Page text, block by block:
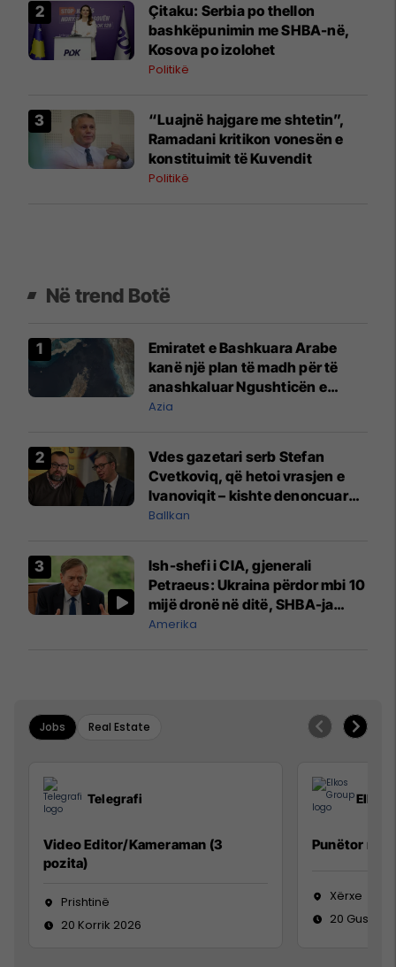
Çitaku: Serbia po thellon
bashkëpunimin me SHBA-në,
Kosova po izolohet
Politikë
“Luajnë hajgare me shtetin”,
Ramadani kritikon vonesën e
konstituimit të Kuvendit
Politikë
Në trend Botë
Emiratet e Bashkuara Arabe
kanë një plan të madh për të
anashkaluar Ngushticën e
Hormuzit
Azia
Vdes gazetari serb Stefan
Cvetkoviq, që hetoi vrasjen e
Ivanoviqit – kishte denoncuar
kërcënime ndaj vëllezërve
Ballkan
Ish-shefi i CIA, gjenerali
Petraeus: Ukraina përdor mbi 10
mijë dronë në ditë, SHBA-ja
mbetet shumë prapa në
Amerika
Jobs Real Estate
Telegrafi
Video Editor/Kameraman (3
pozita)
Prishtinë
20 Korrik 2026
Elkos
Punëtor në
Xërxe
20 Gusht